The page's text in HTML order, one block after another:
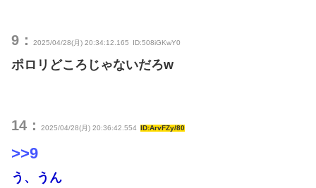
9： 2025/04/28(月) 20:34:12.165 ID:508iGKwY0
ポロリどころじゃないだろw
14： 2025/04/28(月) 20:36:42.554 ID:ArvFZy/80
>>9
う、うん